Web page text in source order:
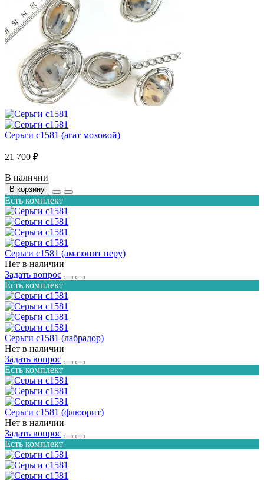
Серьги с1581 (агат моховой)
21 700 ₽
В наличии
В корзину
Есть комплект
Серьги с1581 (амазонит перу)
Нет в наличии
Задать вопрос
Есть комплект
Серьги с1581 (лабрадор)
Нет в наличии
Задать вопрос
Есть комплект
Серьги с1581 (флюорит)
Нет в наличии
Задать вопрос
Есть комплект